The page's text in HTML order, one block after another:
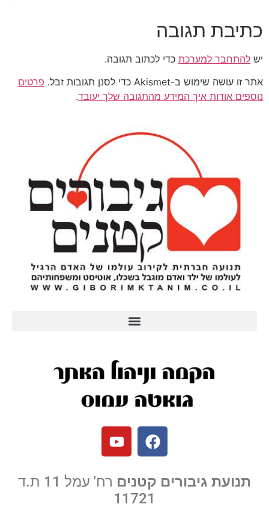
כתיבת תגובה
יש להתחבר למערכת כדי לכתוב תגובה.
אתר זו עושה שימוש ב-Akismet כדי לסנן תגובות זבל.
פרטים
נוספים אודות איך המידע מהתגובה שלך יעובד.
תנועת גיבורים קטנים
רח' עמל 11 ת.ד
11721